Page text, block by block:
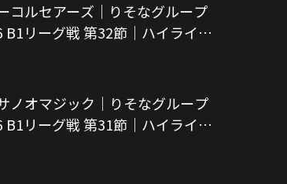
コルセアーズ｜りそなグループ
B1リーグ戦 第32節｜ハイライト
ク東京）
ノオマジック｜りそなグループ
B1リーグ戦 第31節｜ハイライト
ク東京）